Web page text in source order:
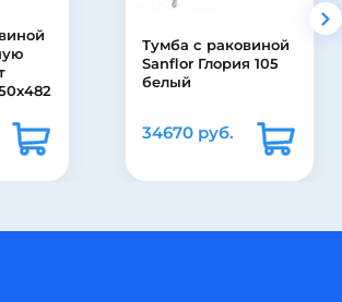
Тумба с раковиной
Sanflor Глория 105
белый
34670 руб.
водяной
9600 руб.